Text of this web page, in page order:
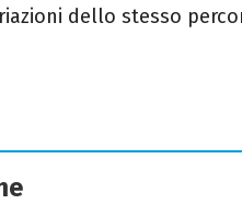
dello stesso